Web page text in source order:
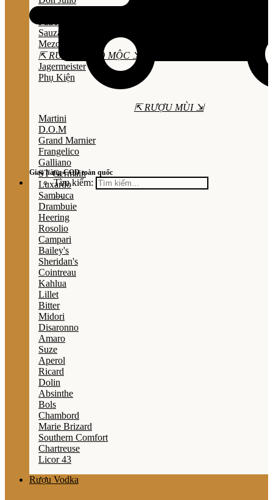
Giao hàng COD toàn quốc
Tìm kiếm:
Sauza
Mezcal
⇱ RƯỢU THẢO MỘC ⇲
Jagermeister
Phụ Kiện
⇱ RƯỢU MÙI ⇲
Martini
D.O.M
Grand Marnier
Frangelico
Galliano
ST Germain
Luxardo
Sambuca
Drambuie
Heering
Rosolio
Campari
Bailey's
Sheridan's
Cointreau
Kahlua
Lillet
Bitter
Midori
Disaronno
Amaro
Suze
Aperol
Ricard
Dolin
Absinthe
Bols
Chambord
Marie Brizard
Southern Comfort
Chartreuse
Licor 43
Rượu Vodka